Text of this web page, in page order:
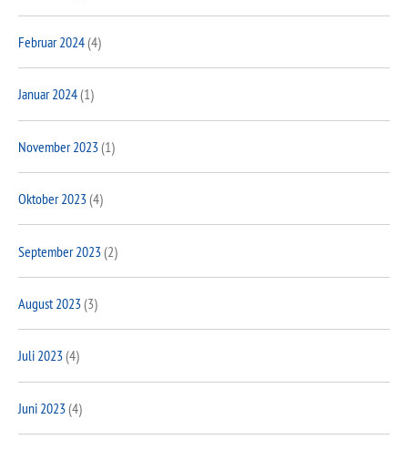
Februar 2024(4)
Januar 2024(1)
November 2023(1)
Oktober 2023(4)
September 2023(2)
August 2023(3)
Juli 2023(4)
Juni 2023(4)